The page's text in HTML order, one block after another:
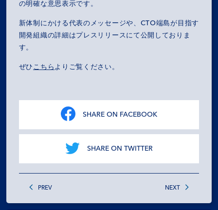
MISSION
COMPANY
SERVICES
RECRUIT
NEWS
OZ MEDIA
PRIVACY POLICY
の明確な意思表示です。
新体制にかける代表のメッセージや、CTO端島が目指す
開発組織の詳細はプレスリリースにて公開しておりま
す。
ぜひ こちら よりご覧ください。
SHARE ON FACEBOOK
SHARE ON TWITTER
PREV NEXT